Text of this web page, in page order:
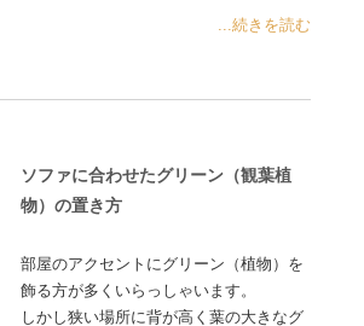
...続きを読む
ソファに合わせたグリーン（観葉植
物）の置き方
部屋のアクセントにグリーン（植物）を
飾る方が多くいらっしゃいます。
しかし狭い場所に背が高く葉の大きなグ